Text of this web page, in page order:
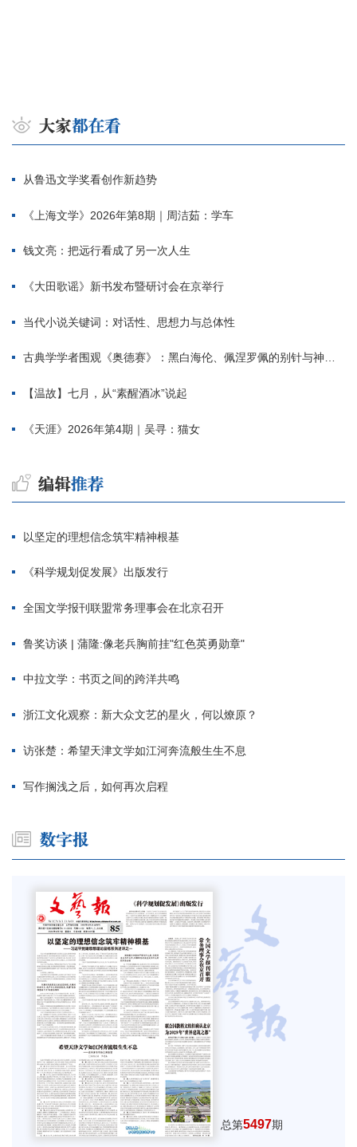
从鲁迅文学奖看创作新趋势
《上海文学》2026年第8期｜周洁茹：学车
钱文亮：把远行看成了另一次人生
《大田歌谣》新书发布暨研讨会在京举行
当代小说关键词：对话性、思想力与总体性
古典学学者围观《奥德赛》：黑白海伦、佩涅罗佩的别针与神秘入侵者
【温故】七月，从“素醒酒冰”说起
《天涯》2026年第4期｜吴寻：猫女
以坚定的理想信念筑牢精神根基
《科学规划促发展》出版发行
全国文学报刊联盟常务理事会在北京召开
鲁奖访谈 | 蒲隆:像老兵胸前挂"红色英勇勋章"
中拉文学：书页之间的跨洋共鸣
浙江文化观察：新大众文艺的星火，何以燎原？
访张楚：希望天津文学如江河奔流般生生不息
写作搁浅之后，如何再次启程
总第5497期